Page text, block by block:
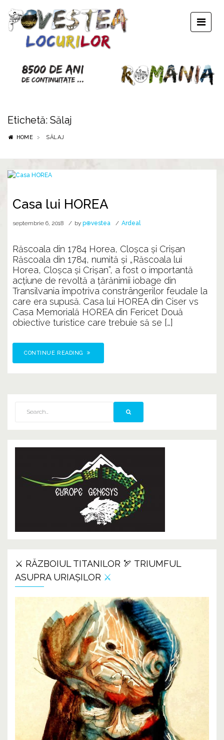
Etichetă: Sălaj
HOME SĂLAJ
Casa lui HOREA
septembrie 6, 2018 by p⊕vestea Ardeal
Răscoala din 1784 Horea, Cloșca și Crișan
Răscoala din 1784, numită și „Răscoala lui
Horea, Cloșca și Crișan”, a fost o importantă
acțiune de revoltă a țărănimii iobage din
Transilvania împotriva constrângerilor feudale la
care era supusă. Casa lui HOREA din Ciser vs
Casa Memorială HOREA din Fericet Două
obiective turistice care trebuie să se […]
CONTINUE READING
⚔️ RĂZBOIUL TITANILOR 🏹 TRIUMFUL
ASUPRA URIAȘILOR ⚔️